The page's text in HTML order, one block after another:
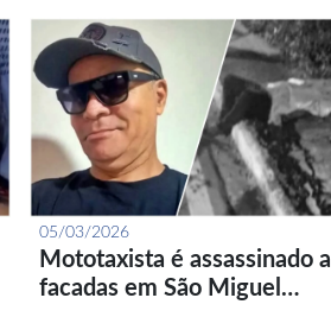
05/03/2026
Mototaxista é assassinado a
facadas em São Miguel…